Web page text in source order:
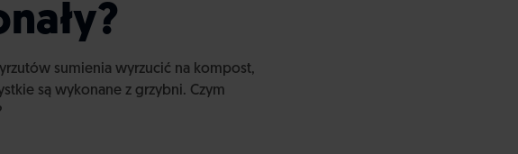
sumienia wyrzucić na kompost,
są wykonane z grzybni. Czym